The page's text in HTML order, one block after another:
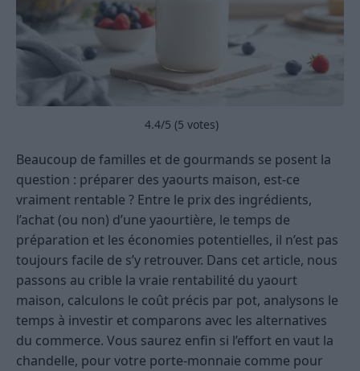
4.4/5 (5 votes)
Beaucoup de familles et de gourmands se posent la
question : préparer des yaourts maison, est-ce
vraiment rentable ? Entre le prix des ingrédients,
l’achat (ou non) d’une yaourtière, le temps de
préparation et les économies potentielles, il n’est pas
toujours facile de s’y retrouver. Dans cet article, nous
passons au crible la vraie rentabilité du yaourt
maison, calculons le coût précis par pot, analysons le
temps à investir et comparons avec les alternatives
du commerce. Vous saurez enfin si l’effort en vaut la
chandelle, pour votre porte-monnaie comme pour